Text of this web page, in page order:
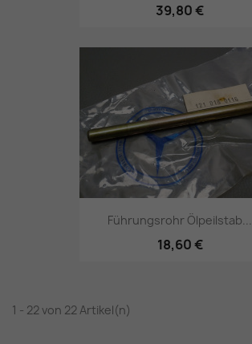
39,80 €
Führungsrohr Ölpeilstab...
18,60 €
1 - 22 von 22 Artikel(n)